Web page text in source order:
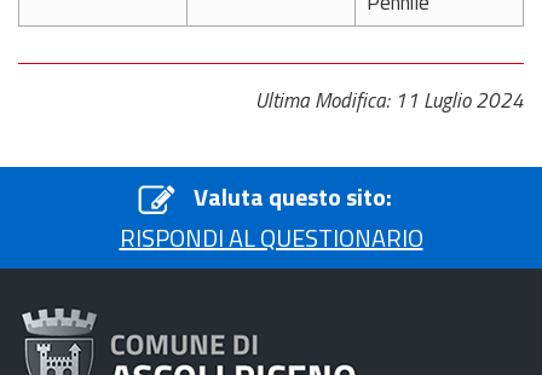
Ultima Modifica: 11 Luglio 2024
Valuta questo sito:
RISPONDI AL QUESTIONARIO